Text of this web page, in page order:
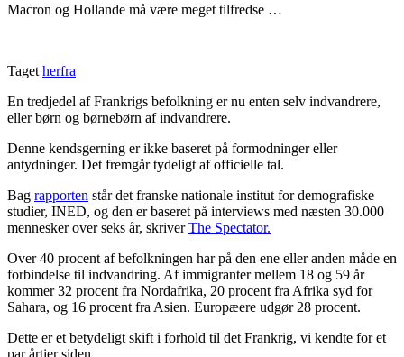
Macron og Hollande må være meget tilfredse …
Taget herfra
En tredjedel af Frankrigs befolkning er nu enten selv indvandrere,
eller børn og børnebørn af indvandrere.
Denne kendsgerning er ikke baseret på formodninger eller
antydninger. Det fremgår tydeligt af officielle tal.
Bag rapporten står det franske nationale institut for demografiske
studier, INED, og ​​den er baseret på interviews med næsten 30.000
mennesker over seks år, skriverThe Spectator.
Over 40 procent af befolkningen har på den ene eller anden måde en
forbindelse til indvandring. Af immigranter mellem 18 og 59 år
kommer 32 procent fra Nordafrika, 20 procent fra Afrika syd for
Sahara, og 16 procent fra Asien. Europæere udgør 28 procent.
Dette er et betydeligt skift i forhold til det Frankrig, vi kendte for et
par årtier siden.